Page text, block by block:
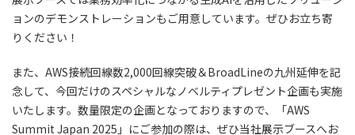
ョンのデモンストレーションもご⽤意しています。ぜひお⽴ち寄
りください！
また、AWS接続回線数2,000回線突破＆BroadLineの九州延伸を記
念して、今回だけのスペシャルなノベルティプレゼント企画も実施
いたします。数量限定の企画となっておりますので、「AWS
Summit Japan 2025」にご参加の際は、ぜひ当社展示ブースへお